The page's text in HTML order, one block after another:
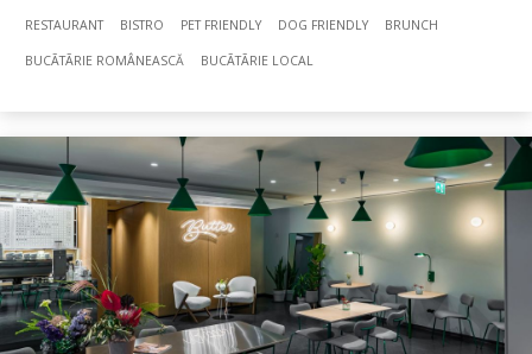
RESTAURANT BISTRO PET FRIENDLY DOG FRIENDLY BRUNCH
BUCÃTÃRIE ROMÂNEASCĂ BUCÃTÃRIE LOCAL